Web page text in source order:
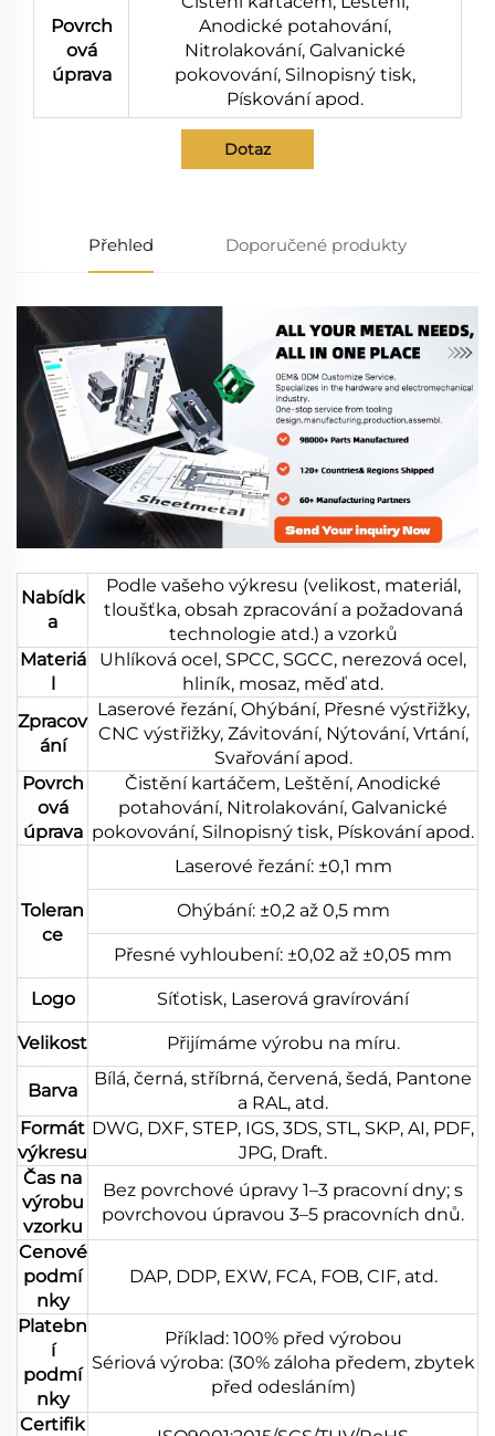
Povrch
ová
úprava
Anodické potahování,
Nitrolakování, Galvanické
pokovování, Silnopisný tisk,
Pískování apod.
Dotaz
Přehled Doporučené produkty
Nabídk
a
Podle vašeho výkresu (velikost, materiál,
tloušťka, obsah zpracování a požadovaná
technologie atd.) a vzorků
Materiá
l
Uhlíková ocel, SPCC, SGCC, nerezová ocel,
hliník, mosaz, měď atd.
Zpracov
ání
Laserové řezání, Ohýbání, Přesné výstřižky,
CNC výstřižky, Závitování, Nýtování, Vrtání,
Svařování apod.
Povrch
ová
úprava
Čistění kartáčem, Leštění, Anodické
potahování, Nitrolakování, Galvanické
pokovování, Silnopisný tisk, Pískování apod.
Toleran
ce
Laserové řezání: ±0,1 mm
Ohýbání: ±0,2 až 0,5 mm
Přesné vyhloubení: ±0,02 až ±0,05 mm
Logo Síťotisk, Laserová gravírování
Velikost Přijímáme výrobu na míru.
Barva
Bílá, černá, stříbrná, červená, šedá, Pantone
a RAL, atd.
Formát
výkresu
DWG, DXF, STEP, IGS, 3DS, STL, SKP, AI, PDF,
JPG, Draft.
Čas na
výrobu
vzorku
Bez povrchové úpravy 1–3 pracovní dny; s
povrchovou úpravou 3–5 pracovních dnů.
Cenové
podmí
nky
DAP, DDP, EXW, FCA, FOB, CIF, atd.
Platebn
í
podmí
nky
Příklad: 100% před výrobou
Sériová výroba: (30% záloha předem, zbytek
před odesláním)
Certifik